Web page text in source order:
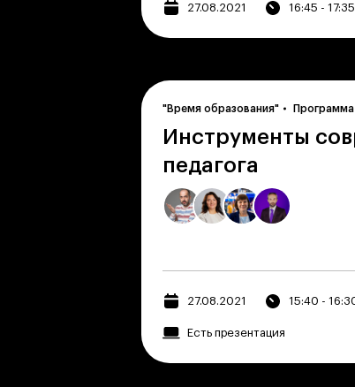
27.08.2021 16:45 - 17:35
"Время образования" Программа
Инструменты
педагога
27.08.2021 15:40 -
Есть презентация